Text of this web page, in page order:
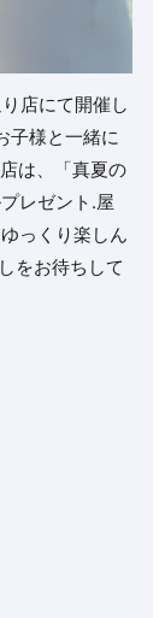
店にて開催し
子様と一緒に
は、「真夏の
レゼント.屋
っくり楽しん
をお待ちして